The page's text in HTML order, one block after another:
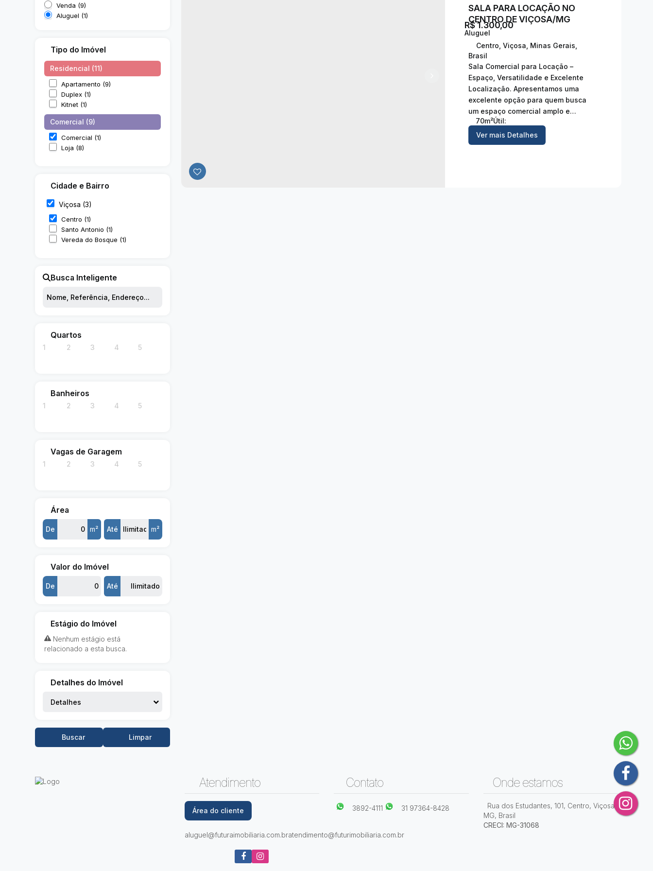
Venda (9)
Aluguel (1)
Tipo do Imóvel
Residencial (11)
Apartamento (9)
Duplex (1)
Kitnet (1)
Comercial (9)
Comercial (1)
Loja (8)
Cidade e Bairro
Viçosa (3)
Centro (1)
Santo Antonio (1)
Vereda do Bosque (1)
Busca Inteligente
Quartos
1 2 3 4 5
Banheiros
1 2 3 4 5
Vagas de Garagem
1 2 3 4 5
Área
De m² Até m²
Valor do Imóvel
De Até
Estágio do Imóvel
Nenhum estágio está
relacionado a esta busca.
Detalhes do Imóvel
Detalhes
Buscar Limpar
SALA PARA LOCAÇÃO NO
CENTRO DE VIÇOSA/MG
R$1.300,00
Centro ,Viçosa Minas Gerais
Brasil
Útil:
70m²
Sala Comercial para Locação –
Espaço, Versatilidade e Excelente
Localização. Apresentamos uma
excelente opção para quem busca
um espaço comercial amplo e
funcional. Esta sala, com
aproximadamente 70m², oferece toda
a estrutura necessária para
Ver mais Detalhes
Atendimento
Área do cliente
aluguel@futuraimobiliaria.com.bratendimento@futurimobiliaria.com.br
Contato
3892-4111 31 97364-8428
Onde estamos
Rua dos Estudantes, 101, Centro, Viçosa,
MG, Brasil
CRECI: MG-31068